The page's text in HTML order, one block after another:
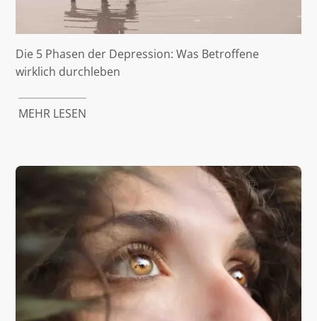
Die 5 Phasen der Depression: Was Betroffene
wirklich durchleben
MEHR LESEN